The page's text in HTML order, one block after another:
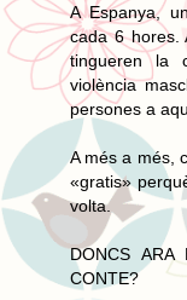
A Espanya,
cada 6 hores.
tingueren la
violència
persones a
A més a més,
«gratis»
volta.
DONCS ARA
CONTE?